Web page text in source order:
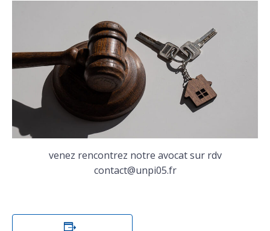
venez rencontrez notre avocat sur rdv
contact@unpi05.fr